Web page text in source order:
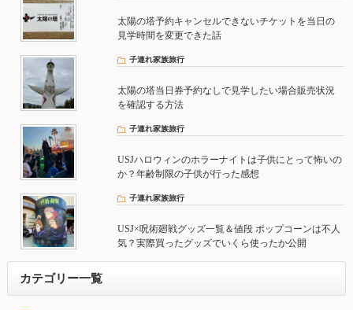
太陽の塔予約キャンセルできないチケットを当日の
見学時間を変更できた話
子連れ家族旅行
太陽の塔当日券予約なしで見学したい場合販売状況
を確認する方法
子連れ家族旅行
USJハロウィンのホラーナイトは子供にとって怖いの
か？年齢制限の子供が行った感想
子連れ家族旅行
USJ×呪術廻戦グッズ一覧＆値段 ポップコーンは不人
気？実際買ったグッズでいくら使ったか公開
カテゴリー一覧